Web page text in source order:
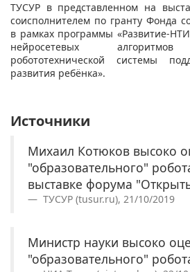
ТУСУР в представленном на
соисполнителем по гранту Фонда
в рамках программы «Развитие-
нейросетевых алгоритмов
робототехнической системы
развития ребёнка».
Источники
Михаил Котюков высоко
"образовательного"
выставке форума
ТУСУР (tusur.ru), 21/10/2019
Министр науки высоко
"образовательного"